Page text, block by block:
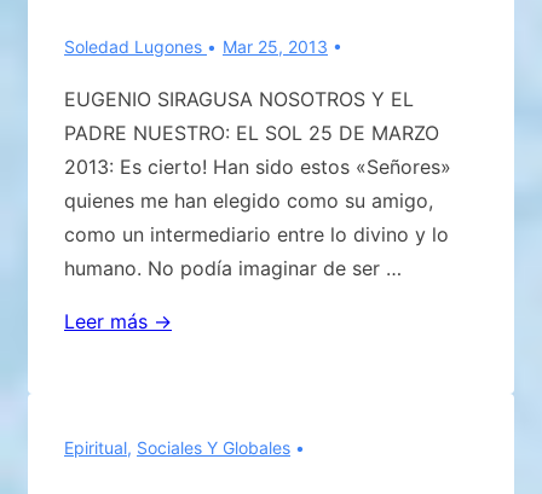
Soledad Lugones Mar 25, 2013
EUGENIO SIRAGUSA NOSOTROS Y EL
PADRE NUESTRO: EL SOL 25 DE MARZO
2013: Es cierto! Han sido estos «Señores»
quienes me han elegido como su amigo,
como un intermediario entre lo divino y lo
humano. No podía imaginar de ser …
EUGENIO
EL
Leer más →
Epiritual, Sociales Y Globales